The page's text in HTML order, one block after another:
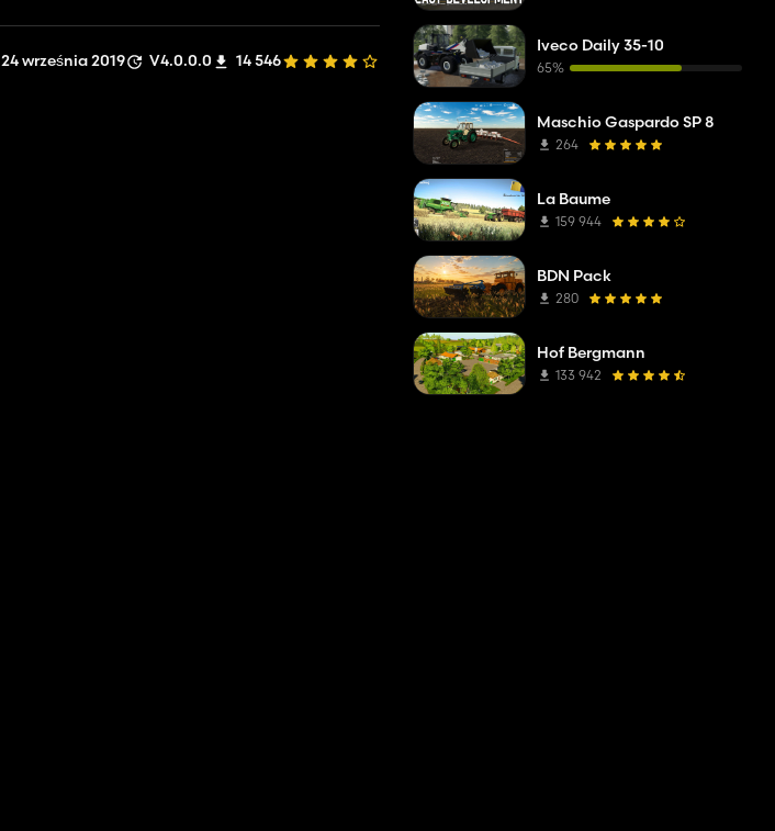
24 września 2019 V4.0.0.0 14 546
Iveco Daily 35-10
65%
Maschio Gaspardo SP 8
264
La Baume
159 944
BDN Pack
280
Hof Bergmann
133 942